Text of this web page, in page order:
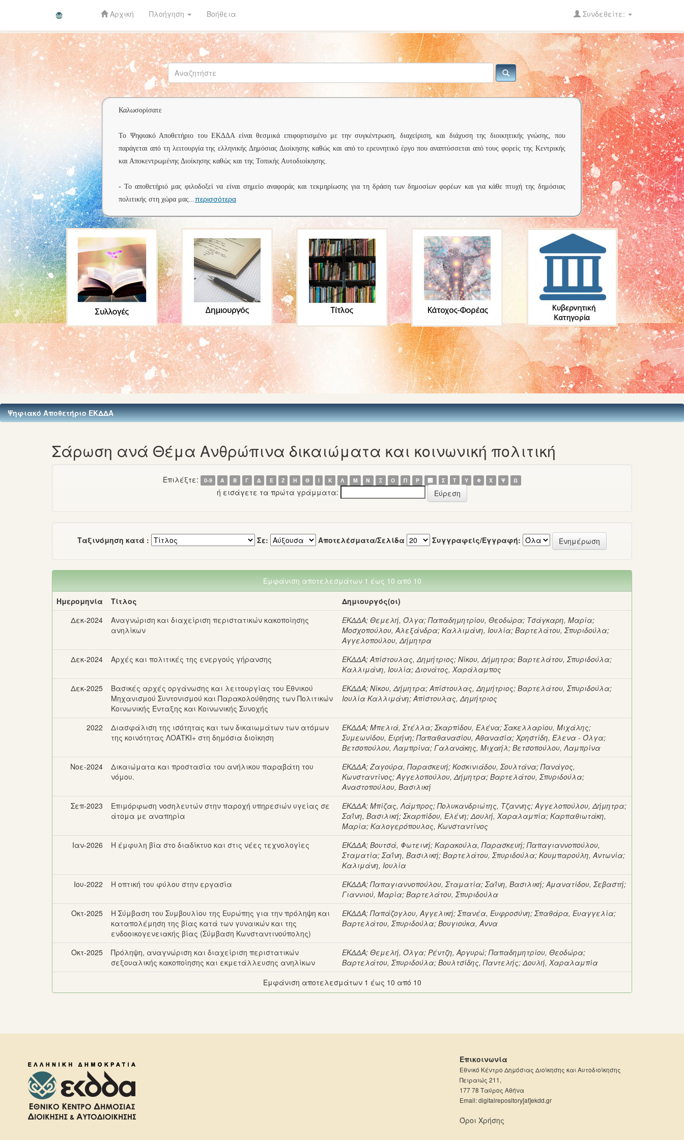
Skip
navigation
Αρχική Πλοήγηση Βοήθεια Συνδεθείτε:
Καλωσορίσατε
Το Ψηφιακό Αποθετήριο του ΕΚΔΔΑ είναι θεσμικά επιφορτισμένο με την συγκέντρωση, διαχείριση, και διάχυση της διοικητικής γνώσης, που
παράγεται από τη λειτουργία της ελληνικής Δημόσιας Διοίκησης καθώς και από το ερευνητικό έργο που αναπτύσσεται από τους φορείς της Κεντρικής
και Αποκεντρωμένης Διοίκησης καθώς και της Τοπικής Αυτοδιοίκησης.
- Το αποθετήριό μας φιλοδοξεί να είναι σημείο αναφοράς και τεκμηρίωσης για τη δράση των δημοσίων φορέων και για κάθε πτυχή της δημόσιας
πολιτικής στη χώρα μας...περισσότερα
Ψηφιακό Αποθετήριο ΕΚΔΔΑ
Σάρωση ανά Θέμα Ανθρώπινα δικαιώματα και κοινωνική πολιτική
Επιλέξτε: 0-9 Α Β Γ Δ Ε Ζ Η Θ Ι Κ Λ Μ Ν Ξ Ο Π Ρ ΢ Σ Τ Υ Φ Χ Ψ Ω
ή εισάγετε τα πρώτα γράμματα:
Ταξινόμηση κατά : Σε: Αποτελέσματα/Σελίδα Συγγραφείς/Εγγραφή:
Εμφάνιση αποτελεσμάτων 1 έως 10 από 10
Ημερομηνία
Τίτλος
Δημιουργός(οι)
Δεκ-2024
Αναγνώριση και διαχείριση περιστατικών κακοποίησης
ανηλίκων
ΕΚΔΔΑ; Θεμελή, Όλγα;Παπαδημητρίου, Θεοδώρα; Τσάγκαρη, Μαρία;
Μοσχοπούλου, Αλεξάνδρα; Καλλιμάνη, Ιουλία; Βαρτελάτου, Σπυριδούλα;
Αγγελοπούλου, Δήμητρα
Δεκ-2024
Αρχές και πολιτικές της ενεργούς γήρανσης ΕΚΔΔΑ;Απίστουλας, Δημήτριος; Νίκου, Δήμητρα; Βαρτελάτου, Σπυριδούλα;
Καλλιμάνη, Ιουλία;Διονάτος, Χαράλαμπος
Δεκ-2025
Βασικές αρχές οργάνωσης και λειτουργίας του Εθνικού
Μηχανισμού Συντονισμού και Παρακολούθησης των Πολιτικών
Κοινωνικής Ένταξης και Κοινωνικής Συνοχής
ΕΚΔΔΑ; Νίκου, Δήμητρα;Απίστουλας, Δημήτριος; Βαρτελάτου, Σπυριδούλα;
Ιουλία Καλλιμάνη;Απίστουλας, Δημήτριος
2022
Διασφάλιση της ισότητας και των δικαιωμάτων των ατόμων
της κοινότητας ΛΟΑΤΚΙ+ στη δημόσια διοίκηση
ΕΚΔΔΑ; Μπελιά, Στέλλα;Σκαρπίδου, Ελένα;Σακελλαρίου, Μιχάλης;
Συμεωνίδου, Ειρήνη;Παπαθανασίου, Αθανασία; Χρηστίδη, Έλενα - Όλγα;
Βετσοπούλου, Λαμπρίνα; Γαλανάκης, Μιχαήλ; Βετσοπούλου, Λαμπρίνα
Νοε-2024
Δικαιώματα και προστασία του ανήλικου παραβάτη του
νόμου.
ΕΚΔΔΑ;Ζαγούρα, Παρασκευή; Κοσκινιάδου, Σουλτάνα;Πανάγος,
Κωνσταντίνος;Αγγελοπούλου, Δήμητρα; Βαρτελάτου, Σπυριδούλα;
Αναστοπούλου, Βασιλική
Σεπ-2023
Επιμόρφωση νοσηλευτών στην παροχή υπηρεσιών υγείας σε
άτομα με αναπηρία
ΕΚΔΔΑ; Μπίζας, Λάμπρος;Πολυκανδριώτης, Τζαννης;Αγγελοπούλου, Δήμητρα;
Σαΐνη, Βασιλική;Σκαρπίδου, Ελένη;Δουλή, Χαραλαμπία; Καρπαθιωτάκη,
Μαρία; Καλογερόπουλος, Κωνσταντίνος
Ιαν-2026
Η έμφυλη βία στο διαδίκτυο και στις νέες τεχνολογίες ΕΚΔΔΑ; Βουτσά, Φωτεινή; Καρακούλα, Παρασκευή;Παπαγιαννοπούλου,
Σταματία;Σαΐνη, Βασιλική; Βαρτελάτου, Σπυριδούλα; Κουμπαρούλη, Αντωνία;
Καλιμάνη, Iουλία
Ιου-2022
Η οπτική του φύλου στην εργασία ΕΚΔΔΑ;Παπαγιαννοπούλου, Σταματία;Σαΐνη, Βασιλική;Αμανατίδου, Σεβαστή;
Γιαννιού, Μαρία; Βαρτελάτου, Σπυριδούλα
Οκτ-2025
Η Σύμβαση του Συμβουλίου της Ευρώπης για την πρόληψη και
καταπολέμηση της βίας κατά των γυναικών και της
ενδοοικογενειακής βίας (Σύμβαση Κωνσταντινούπολης)
ΕΚΔΔΑ;Παπάζογλου, Αγγελική;Σπανέα, Ευφροσύνη;Σπαθάρα, Ευαγγελία;
Βαρτελάτου, Σπυριδούλα; Βουγιούκα, Άννα
Οκτ-2025
Πρόληψη, αναγνώριση και διαχείριση περιστατικών
σεξουαλικής κακοποίησης και εκμετάλλευσης ανηλίκων
ΕΚΔΔΑ; Θεμελή, Όλγα; Ρέντζη, Αργυρώ;Παπαδημητρίου, Θεοδώρα;
Βαρτελάτου, Σπυριδούλα; Βουλτσίδης, Παντελής;Δουλή, Χαραλαμπία
Εμφάνιση αποτελεσμάτων 1 έως 10 από 10
Επικοινωνία
Εθνικό Κέντρο Δημόσιας Διοίκησης και Αυτοδιοίκησης
Πειραιώς 211,
177 78 Ταύρος Αθήνα
Email: digitalrepository[at]ekdd.gr
Όροι Χρήσης